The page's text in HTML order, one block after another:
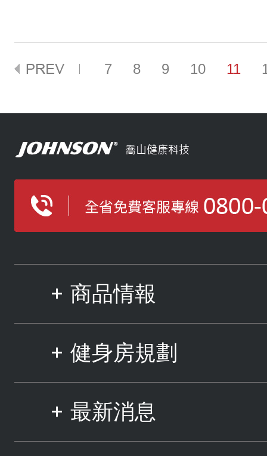
7 8 9 10 11
商品情報
健身房規劃
最新消息